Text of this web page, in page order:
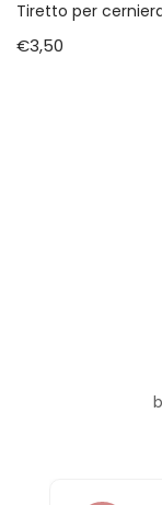
Tiretto per
€3,50